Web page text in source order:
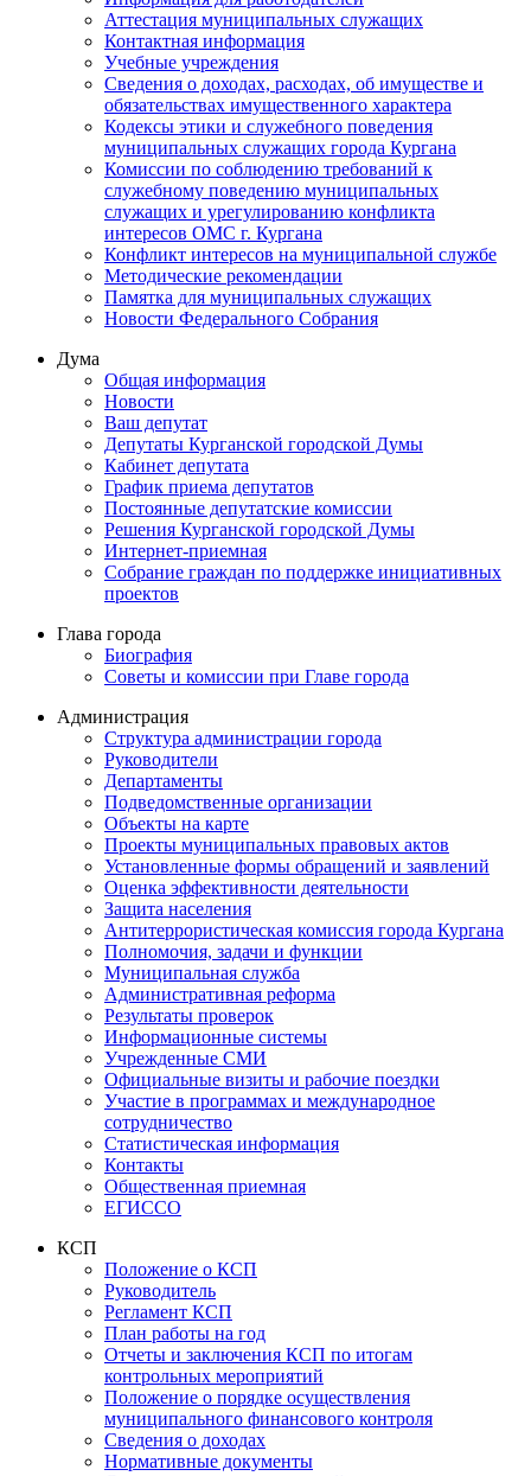
Аттестация муниципальных служащих
Контактная информация
Учебные учреждения
Сведения о доходах, расходах, об имуществе и
обязательствах имущественного характера
Кодексы этики и служебного поведения
муниципальных служащих города Кургана
Комиссии по соблюдению требований к
служебному поведению муниципальных
служащих и урегулированию конфликта
интересов ОМС г. Кургана
Конфликт интересов на муниципальной службе
Методические рекомендации
Памятка для муниципальных служащих
Новости Федерального Cобрания
Дума
Общая информация
Новости
Ваш депутат
Депутаты Курганской городской Думы
Кабинет депутата
График приема депутатов
Постоянные депутатские комиссии
Решения Курганской городской Думы
Интернет-приемная
Собрание граждан по поддержке инициативных
проектов
Глава города
Биография
Советы и комиссии при Главе города
Администрация
Структура администрации города
Руководители
Департаменты
Подведомственные организации
Объекты на карте
Проекты муниципальных правовых актов
Установленные формы обращений и заявлений
Оценка эффективности деятельности
Защита населения
Антитеррористическая комиссия города Кургана
Полномочия, задачи и функции
Муниципальная служба
Административная реформа
Результаты проверок
Информационные системы
Учрежденные СМИ
Официальные визиты и рабочие поездки
Участие в программах и международное
сотрудничество
Статистическая информация
Контакты
Общественная приемная
ЕГИССО
КСП
Положение о КСП
Руководитель
Регламент КСП
План работы на год
Отчеты и заключения КСП по итогам
контрольных мероприятий
Положение о порядке осуществления
муниципального финансового контроля
Сведения о доходах
Нормативные документы